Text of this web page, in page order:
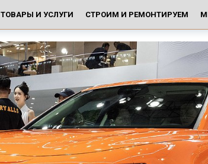
ТОВАРЫ И УСЛУГИ СТРОИМ И РЕМОНТИРУЕМ